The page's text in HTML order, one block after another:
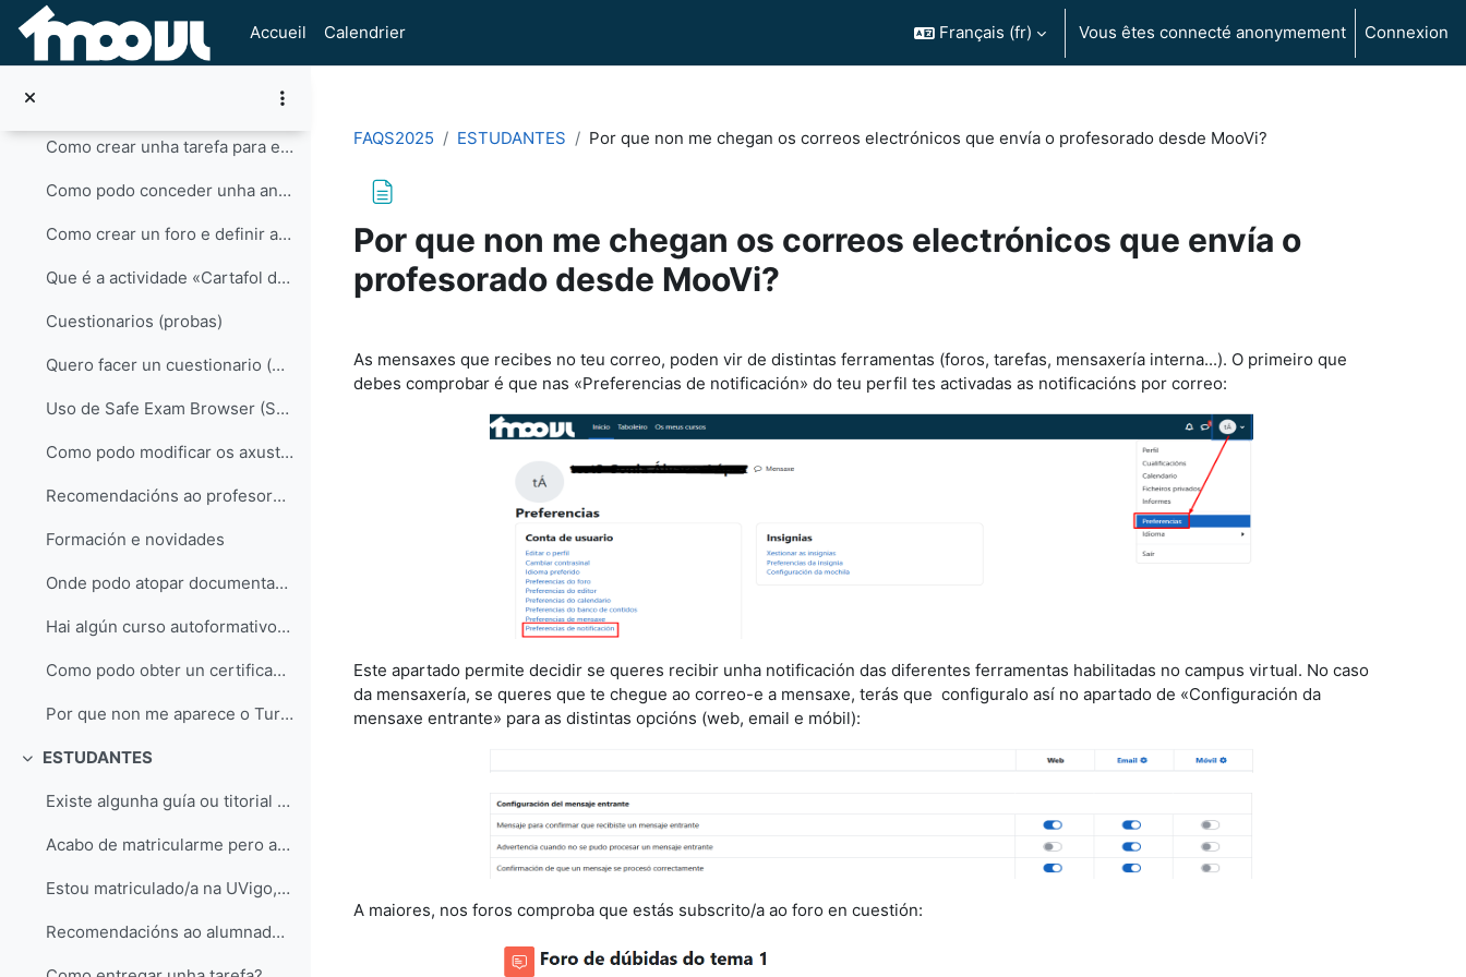
Passer au contenu principal
Accueil
Calendrier Français ‎(fr)‎ Vous êtes connecté anonymement Connexion
Que é H5P e para que serve?
Como inserir vídeos en MooVi aloxados en UVigoTV?
Como crear unha tarefa para entrega de traballos?
Como podo conceder unha anulación de prazo nunha actividade para un estudante ou grupo?
Como crear un foro e definir as opcións de participación?
Que é a actividade «Cartafol do estudante»?
Cuestionarios (probas)
Quero facer un cuestionario (proba) en MooVi, existe algunha axuda?
Uso de Safe Exam Browser (SEB) nos cuestionarios de MooVi
Como podo modificar os axustes dun cuestionario para un estudante concreto (límite de tempo, datas, intentos)?
Recomendacións ao profesorado sobre os cuestionarios síncronos en MooVi
Formación e novidades
Onde podo atopar documentación sobre Moodle?
Hai algún curso autoformativo para aprender o manexo básico de MooVi?
Como podo obter un certificado de uso da plataforma MooVi?
Por que non me aparece o Turnitin en MooVi?
Replier
ESTUDANTES
Existe algunha guía ou titorial sobre MooVi para o alumnado?
Acabo de matricularme pero aínda non podo acceder a MooVi
Estou matriculado/a na UVigo, pero non me aparecen todas as materias en MooVi
Recomendacións ao alumnado sobre os cuestionarios síncronos en MooVi
FAQS2025 ESTUDANTES Por que non me chegan os correos electrónicos que envía o profesorado desde MooVi?
Por que non me chegan os correos electrónicos que envía o
profesorado desde MooVi?
As mensaxes que recibes no teu correo, poden vir de distintas ferramentas (foros, tarefas, mensaxería interna...). O primeiro que
debes comprobar é que nas «Preferencias de notificación» do teu perfil tes activadas as notificacións por correo:
Este apartado permite decidir se queres recibir unha notificación das diferentes ferramentas habilitadas no campus virtual. No caso
da mensaxería, se queres que te chegue ao correo-e a mensaxe, terás que configuralo así no apartado de «Configuración da
mensaxe entrante» para as distintas opcións (web, email e móbil):
A maiores, nos foros comproba que estás subscrito/a ao foro en cuestión: